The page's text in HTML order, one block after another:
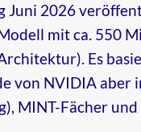
Juni 2026
mit ca. 550
Es
von NVIDIA aber
MINT-Fächer